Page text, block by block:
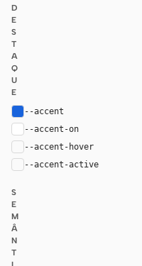
D
E
S
T
A
Q
U
E
--accent
--accent-on
--accent-hover
--accent-active
S
E
M
Â
N
T